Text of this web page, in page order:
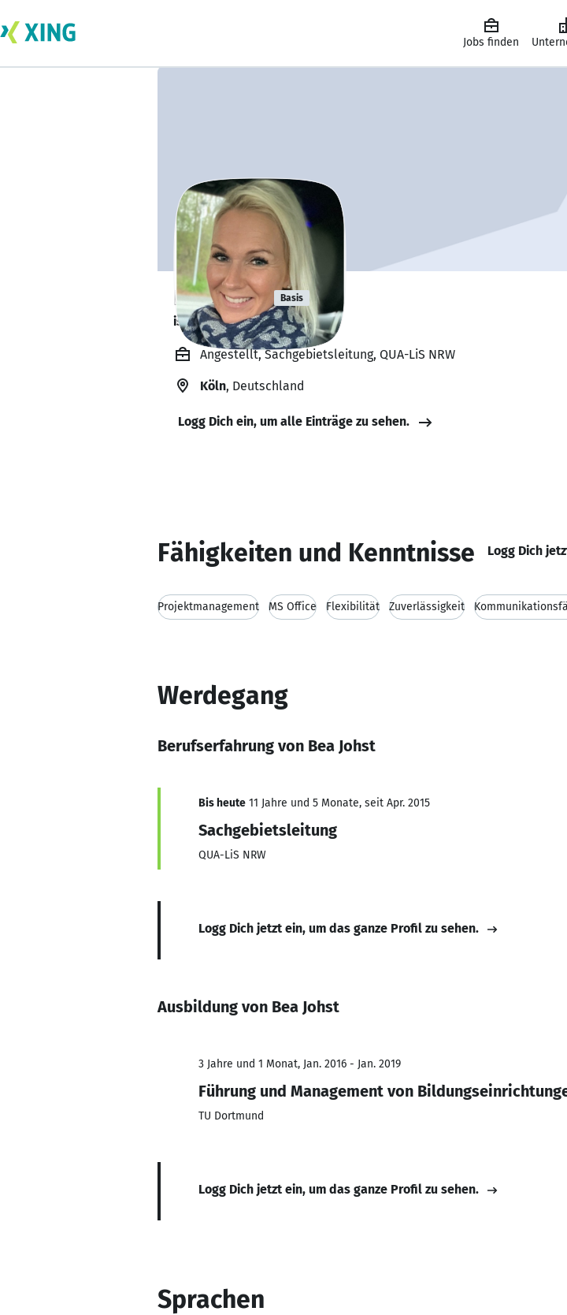
Jobs finden
Bea Johst Basis
ist offen für Projekte. 🔎
Angestellt, Sachgebietsleitung, QUA-LiS NRW
Köln, Deutschland
Logg Dich ein, um alle Einträge zu sehen.
Fähigkeiten und Kenntnisse Logg Dich
Projektmanagement MS Office Flexibilität Zuverlässigkeit
Werdegang
Berufserfahrung von Bea Johst
Bis heute 11 Jahre und 5 Monate, seit Apr. 2015
Sachgebietsleitung
QUA-LiS NRW
Logg Dich jetzt ein, um das ganze Profil zu sehen.
Ausbildung von Bea Johst
3 Jahre und 1 Monat, Jan. 2016 - Jan. 2019
Führung und Management von
TU Dortmund
Logg Dich jetzt ein, um das ganze Profil zu sehen.
Sprachen